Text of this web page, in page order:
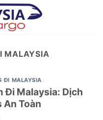
MALAYSIA
ĐI MALAYSIA
Đi Malaysia: Dịch
Toàn